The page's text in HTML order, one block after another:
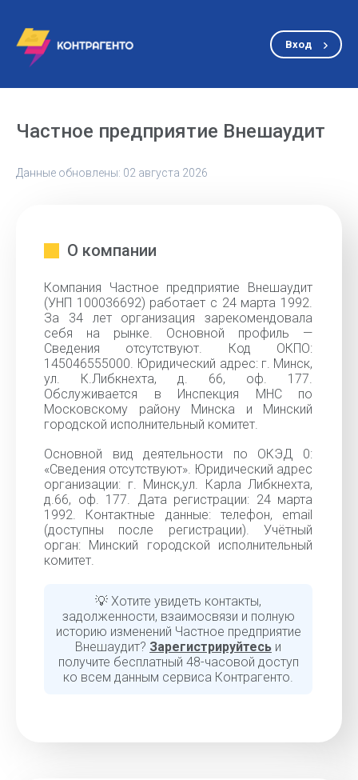
Вход
Частное предприятие Внешаудит
Данные обновлены: 02 августа 2026
О компании
Компания Частное предприятие Внешаудит
(УНП 100036692) работает с 24 марта 1992.
За 34 лет организация зарекомендовала
себя на рынке. Основной профиль —
Сведения отсутствуют. Код ОКПО:
145046555000. Юридический адрес: г. Минск,
ул. К.Либкнехта, д. 66, оф. 177.
Обслуживается в Инспекция МНС по
Московскому району Минска и Минский
городской исполнительный комитет.
Основной вид деятельности по ОКЭД 0:
«Сведения отсутствуют». Юридический адрес
организации: г. Минск,ул. Карла Либкнехта,
д.66, оф. 177. Дата регистрации: 24 марта
1992. Контактные данные: телефон, email
(доступны после регистрации). Учётный
орган: Минский городской исполнительный
комитет.
💡 Хотите увидеть контакты,
задолженности, взаимосвязи и полную
историю изменений Частное предприятие
Внешаудит? Зарегистрируйтесь и
получите бесплатный 48-часовой доступ
ко всем данным сервиса Контрагенто.